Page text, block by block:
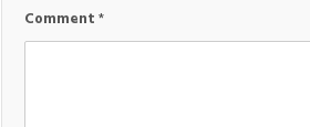
Comment*